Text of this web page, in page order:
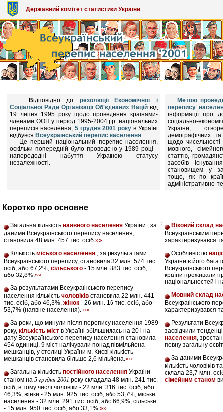
Державний комітет статистики України
Відповідно до резолюції Економічної і
Соціальної Ради Організації Об'єднаних Націй від
19 липня 1995 року щодо проведення країнами-
членами ООН у період 1995-2004 рр. національних
переписів населення, 5 грудня 2001 року в Україні
відбувся Всеукраїнський перепис населення.
Це перший національний перепис населення,
оскільки попередній було проведено у 1989 році -
напередодні набуття Україною статусу
незалежності.
Метою
перепису
інформації про
соціально-
України,
демографічних
щодо чисельності
мовного,
статтю,
засобів
становищем у
тощо, як по
адміністративно-
Коротко про основне
Загальна кількість наявного населення України , за
даними Всеукраїнського перепису населення,
становила 48 млн. 457 тис. осіб.»»
Кількість міського населення , за результатами
Всеукраїнського перепису, становила 32 млн. 574 тис
осіб, або 67,2%, сільського - 15 млн. 883 тис. осіб,
або 32,8%.»»
За результатами Всеукраїнського перепису
населення кількість чоловіків становила 22 млн. 441
тис. осіб, або 46,3%, жінок - 26 млн. 16 тис. осіб, або
53,7% (наявне населення). »»
За роки, що минули після перепису населення 1989
року, кількість міст в Україні збільшилась на 20 і на
дату Всеукраїнського перепису населення становила
454 одиниці. 9 міст налічували понад півмільйона
мешканців, у столиці України м. Києві кількість
мешканців становила більше 2,6 мільйона.»»
Загальна кількість постійного населення України
станом на 5 грудня 2001 року складала 48 млн. 241 тис.
осіб, в тому числі чоловіки - 22 млн. 316 тис. осіб, або
46,3%, жінки - 25 млн. 925 тис. осіб, або 53,7%; міське
населення - 32 млн. 291 тис. осіб, або 66,9%, сільське
- 15 млн. 950 тис. осіб, або 33,1%.»»
Віковий склад
Всеукраїнським
характеризувався
Особливістю
України є його
Всеукраїнського
країни проживали
національностей і
Мовний склад
Всеукраїнського
характеризувався
Результати
засвідчили
населення,
повну загальну
За даними
кількість чоловіків
склала 23,7 млн.
сімейним станом